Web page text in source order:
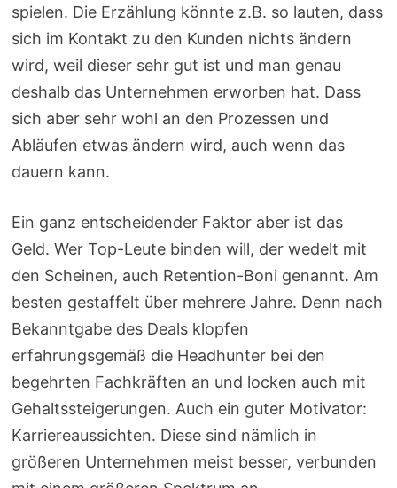
spielen. Die Erzählung könnte z.B. so lauten, dass
sich im Kontakt zu den Kunden nichts ändern
wird, weil dieser sehr gut ist und man genau
deshalb das Unternehmen erworben hat. Dass
sich aber sehr wohl an den Prozessen und
Abläufen etwas ändern wird, auch wenn das
dauern kann.
Ein ganz entscheidender Faktor aber ist das
Geld. Wer Top-Leute binden will, der wedelt mit
den Scheinen, auch Retention-Boni genannt. Am
besten gestaffelt über mehrere Jahre. Denn nach
Bekanntgabe des Deals klopfen
erfahrungsgemäß die Headhunter bei den
begehrten Fachkräften an und locken auch mit
Gehaltssteigerungen. Auch ein guter Motivator:
Karriereaussichten. Diese sind nämlich in
größeren Unternehmen meist besser, verbunden